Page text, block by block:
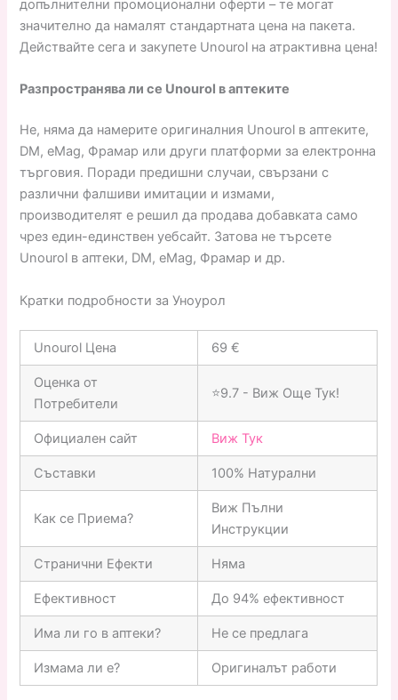
допълнителни промоционални оферти – те могат
значително да намалят стандартната цена на пакета.
Действайте сега и закупете Unourol на атрактивна цена!
Разпространява ли се Unourol в аптеките
Не, няма да намерите оригиналния Unourol в аптеките,
DM, eMag, Фрамар или други платформи за електронна
търговия. Поради предишни случаи, свързани с
различни фалшиви имитации и измами,
производителят е решил да продава добавката само
чрез един-единствен уебсайт. Затова не търсете
Unourol в аптеки, DM, eMag, Фрамар и др.
Кратки подробности за Уноурол
Unourol Цена 69 €
Оценка от
Потребители
⭐9.7 - Виж Още Тук!
Официален сайт Виж Тук
Съставки 100% Натурални
Как се Приема?
Виж Пълни
Инструкции
Странични Ефекти Няма
Ефективност До 94% ефективност
Има ли го в аптеки? Не се предлага
Измама ли е? Оригиналът работи